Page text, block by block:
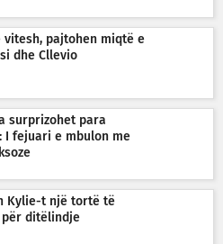
vitesh, pajtohen miqtë e
dhe Cllevio
surprizohet para
I fejuari e mbulon me
Kylie-t një tortë të
për ditëlindje